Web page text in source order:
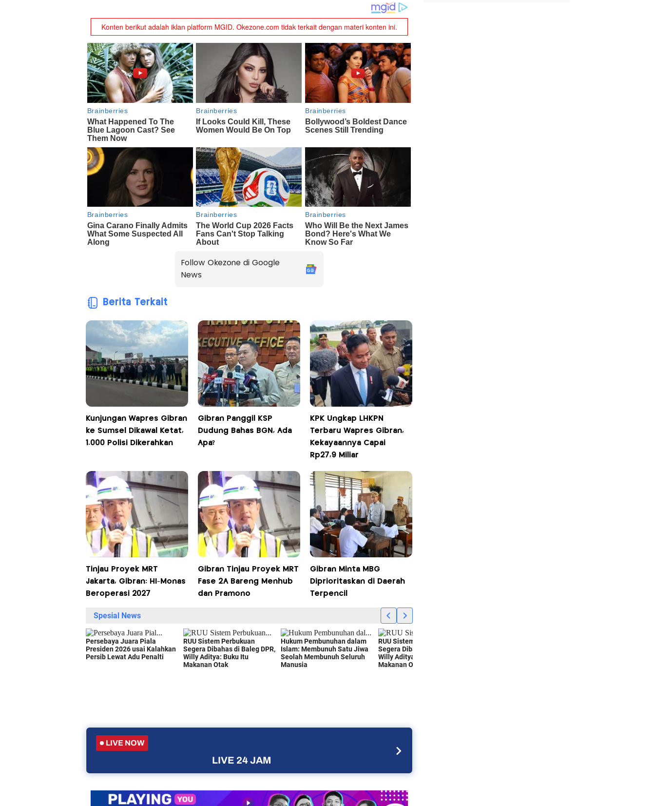
Follow Okezone di Google
News
Berita Terkait
Kunjungan Wapres Gibran
ke Sumsel Dikawal Ketat,
1.000 Polisi Dikerahkan
Gibran Panggil KSP
Dudung Bahas BGN, Ada
Apa?
KPK Ungkap LHKPN
Terbaru Wapres Gibran,
Kekayaannya Capai
Rp27,9 Miliar
Tinjau Proyek MRT
Jakarta, Gibran: HI-Monas
Beroperasi 2027
Gibran Tinjau Proyek MRT
Fase 2A Bareng Menhub
dan Pramono
Gibran Minta MBG
Diprioritaskan di Daerah
Terpencil
LIVE NOW
LIVE 24 JAM